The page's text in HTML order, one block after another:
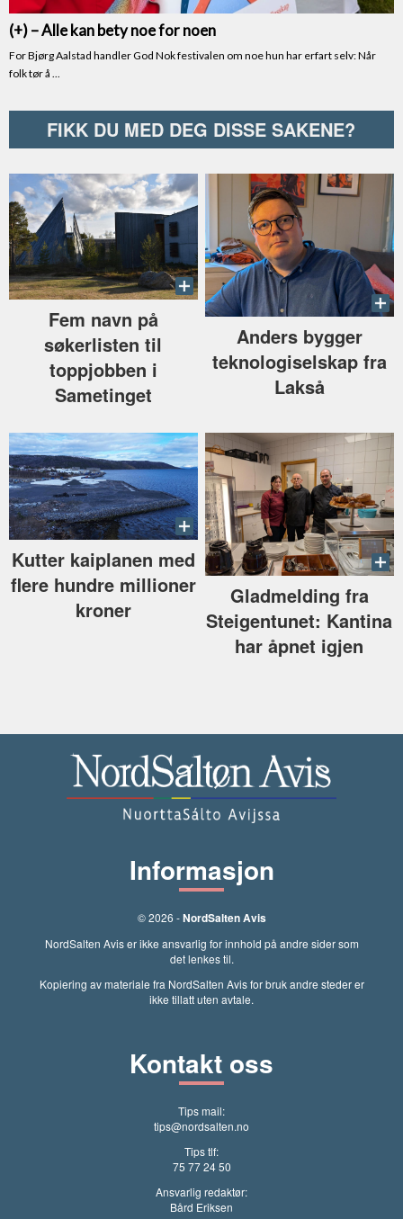
FIKK DU MED DEG DISSE SAKENE?
Fem navn på
søkerlisten til
toppjobben i
Sametinget
Anders bygger
teknologiselskap fra
Lakså
Kutter kaiplanen med
flere hundre millioner
kroner
Gladmelding fra
Steigentunet: Kantina
har åpnet igjen
Informasjon
© 2026 -NordSalten Avis
NordSalten Avis er ikke ansvarlig for innhold på andre sider som
det lenkes til.
Kopiering av materiale fra NordSalten Avis for bruk andre steder er
ikke tillatt uten avtale.
Kontakt oss
Tips mail:
tips@nordsalten.no
Tips tlf:
75 77 24 50
Ansvarlig redaktør:
Bård Eriksen